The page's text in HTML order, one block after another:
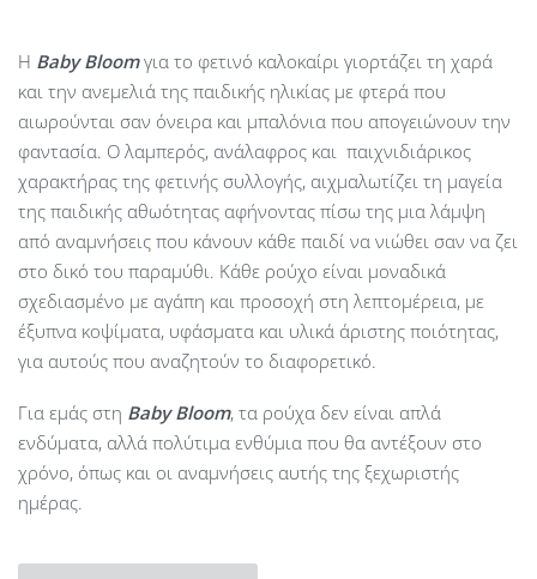
Η Baby Bloom για το φετινό καλοκαίρι γιορτάζει τη χαρά
και την ανεμελιά της παιδικής ηλικίας με φτερά που
αιωρούνται σαν όνειρα και μπαλόνια που απογειώνουν την
φαντασία. Ο λαμπερός, ανάλαφρος και παιχνιδιάρικος
χαρακτήρας της φετινής συλλογής, αιχμαλωτίζει τη μαγεία
της παιδικής αθωότητας αφήνοντας πίσω της μια λάμψη
από αναμνήσεις που κάνουν κάθε παιδί να νιώθει σαν να ζει
στο δικό του παραμύθι. Κάθε ρούχο είναι μοναδικά
σχεδιασμένο με αγάπη και προσοχή στη λεπτομέρεια, με
έξυπνα κοψίματα, υφάσματα και υλικά άριστης ποιότητας,
για αυτούς που αναζητούν το διαφορετικό.
Για εμάς στη Baby Bloom, τα ρούχα δεν είναι απλά
ενδύματα, αλλά πολύτιμα ενθύμια που θα αντέξουν στο
χρόνο, όπως και οι αναμνήσεις αυτής της ξεχωριστής
ημέρας.